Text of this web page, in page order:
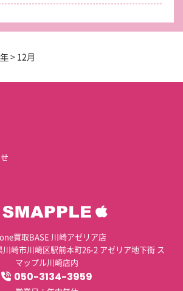
> 12月
買取BASE 川崎アゼリア店
川崎市川崎区駅前本町26-2 アゼリア地下街 ス
マップル川崎店内
050-3134-3959